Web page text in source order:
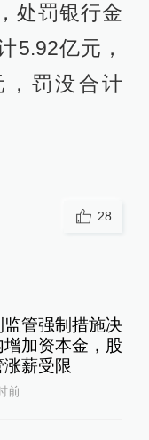
处罚银行金
5.92亿元，
，罚没合计
28
管强制措施决
加资本金，股
薪受限
前